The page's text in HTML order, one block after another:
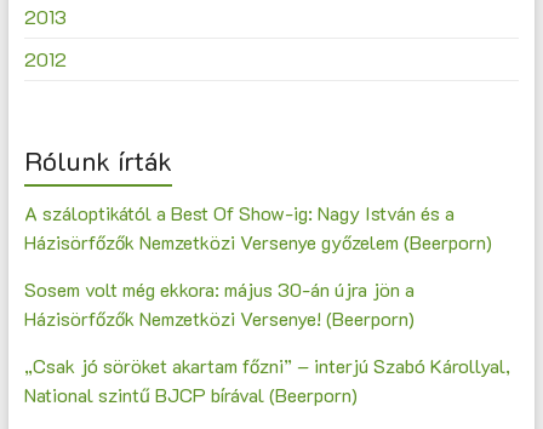
2013
2012
Rólunk írták
A száloptikától a Best Of Show-ig: Nagy István és a
Házisörfőzők Nemzetközi Versenye győzelem (Beerporn)
Sosem volt még ekkora: május 30-án újra jön a
Házisörfőzők Nemzetközi Versenye! (Beerporn)
„Csak jó söröket akartam főzni” – interjú Szabó Károllyal,
National szintű BJCP bírával (Beerporn)